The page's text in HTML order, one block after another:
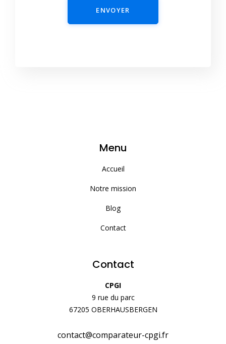
ENVOYER
Menu
Accueil
Notre mission
Blog
Contact
Contact
CPGI
9 rue du parc
67205 OBERHAUSBERGEN
contact@comparateur-cpgi.fr